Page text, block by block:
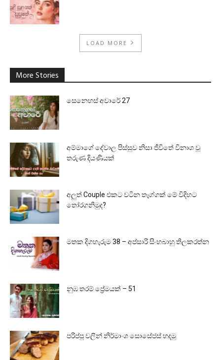
LOAD MORE
More Stories
සෙනෙහස් අවාරේ 27
අම්මාගේ දේවාල පිස්සුව නිසා ජීවිතේ විනාශ වූ
තරුණ දියණියක්
අලුත් Couple එකට වටින තෑග්ගක් මේ විදිහට
තෝරගනිමුද?
මතක දිගහැරුම 38 – අප්සාරි සිංහබාහු තිලකරත්න
නුඹ තරම් ප්‍රේමයක් – 51
පරිප්පු වලින් නිර්මාංශ සොසේජස් හදමු